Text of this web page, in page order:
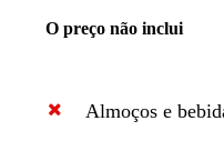
O preço não inclui
Almoços e